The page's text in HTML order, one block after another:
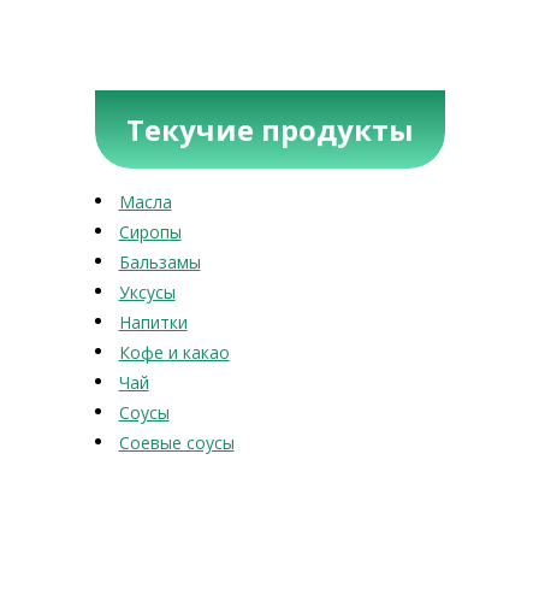
Текучие продукты
Масла
Сиропы
Бальзамы
Уксусы
Напитки
Кофе и какао
Чай
Соусы
Соевые соусы